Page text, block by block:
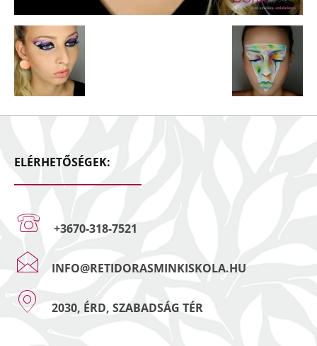
ELÉRHETŐSÉGEK:
+3670-318-7521
INFO@RETIDORASMINKISKOLA.HU
2030, ÉRD, SZABADSÁG TÉR